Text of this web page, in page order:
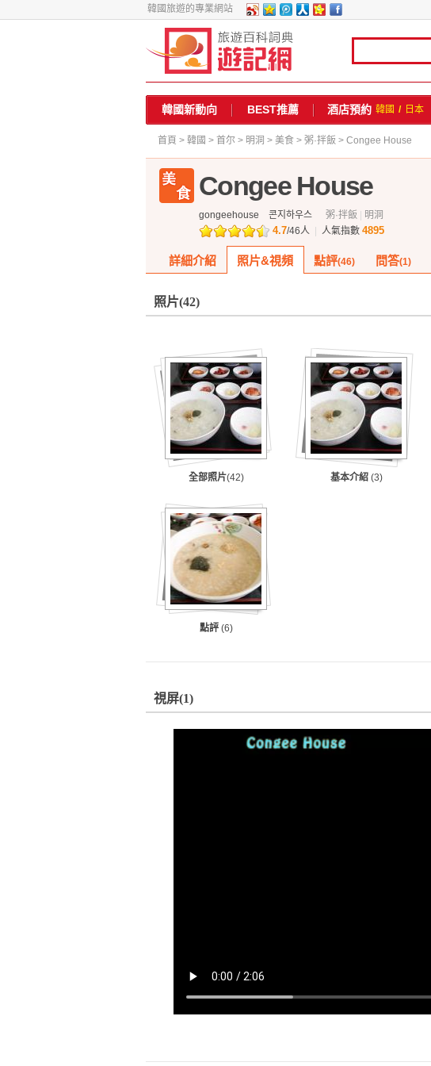
韓國旅遊的專業網站
韓國新動向 BEST推薦 酒店預約 韓國 / 日本
首頁 > 韓國 > 首尔 > 明洞 > 美食 > 粥·拌飯 > Congee House
Congee House
gongeehouse 콘지하우스 粥·拌飯 明洞
4.7/46人 人氣指數 4895
詳細介紹 照片&視頻 點評(46) 問答(1)
照片(42)
全部照片(42) 基本介紹 (3)
點評 (6)
視屏(1)